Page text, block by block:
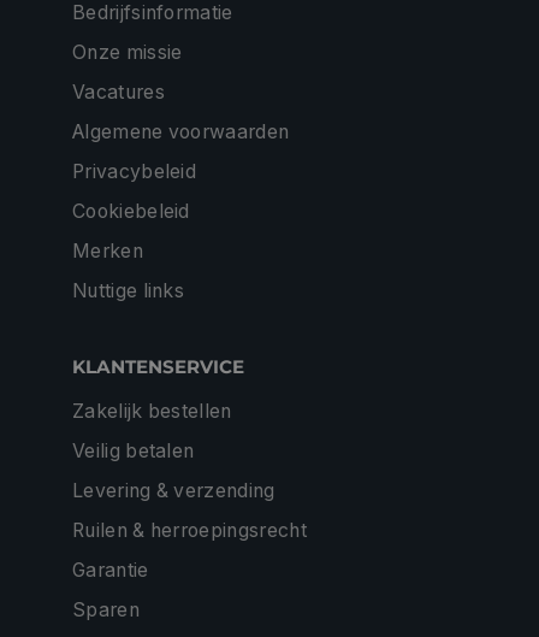
Bedrijfsinformatie
Onze missie
Vacatures
Algemene voorwaarden
Privacybeleid
Cookiebeleid
Merken
Nuttige links
KLANTENSERVICE
Zakelijk bestellen
Veilig betalen
Levering & verzending
Ruilen & herroepingsrecht
Garantie
Sparen